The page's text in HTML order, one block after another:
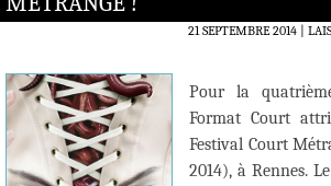
21 SEPTEMBRE 2014
Pour la
Format Court
Festival Court
2014), à Rennes.